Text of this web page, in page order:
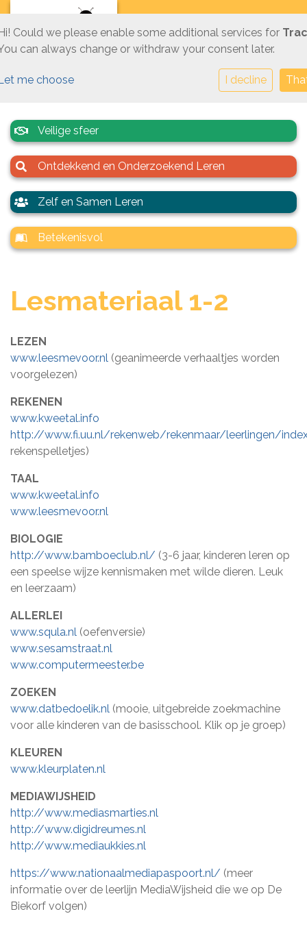
Veilige sfeer
Ontdekkend en Onderzoekend Leren
Zelf en Samen Leren
Betekenisvol
Lesmateriaal 1-2
LEZEN
www.leesmevoor.nl (geanimeerde verhaaltjes worden
voorgelezen)
REKENEN
www.kweetal.info
http://www.fi.uu.nl/rekenweb/rekenmaar/leerlingen/
rekenspelletjes)
TAAL
www.kweetal.info
www.leesmevoor.nl
BIOLOGIE
http://www.bamboeclub.nl/ (3-6 jaar, kinderen leren op
een speelse wijze kennismaken met wilde dieren. Leuk
en leerzaam)
ALLERLEI
www.squla.nl (oefenversie)
www.sesamstraat.nl
www.computermeester.be
ZOEKEN
www.datbedoelik.nl (mooie, uitgebreide zoekmachine
voor alle kinderen van de basisschool. Klik op je groep)
KLEUREN
www.kleurplaten.nl
MEDIAWIJSHEID
http://www.mediasmarties.nl
http://www.digidreumes.nl
http://www.mediaukkies.nl
https://www.nationaalmediapaspoort.nl/ (meer
informatie over de leerlijn MediaWijsheid die we op De
Biekorf volgen)
Could we please enable some additional services for
can always change or withdraw your consent later.
me choose I decline